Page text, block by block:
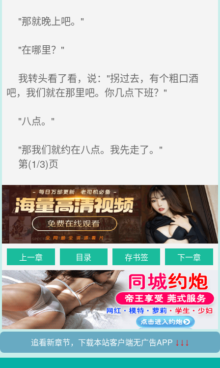
"那就晚上吧。"
"在哪里？"
我转头看了看，说："拐过去，有个粗口酒
吧，我们就在那里吧。你几点下班？"
"八点。"
"那我们就约在八点。我先走了。"
第(1/3)页
上一章 目录 存书签 下一章
追看新章节，下载本站客户端无广告APP ↓↓↓